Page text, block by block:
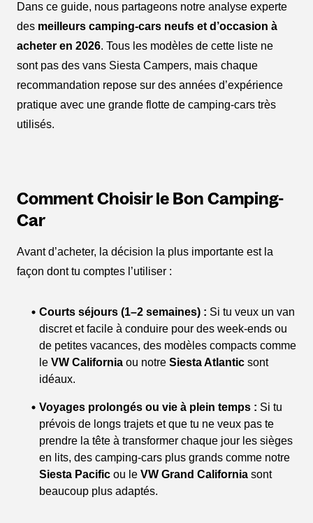
Dans ce guide, nous partageons notre analyse experte
des meilleurs camping-cars neufs et d’occasion à
acheter en 2026. Tous les modèles de cette liste ne
sont pas des vans Siesta Campers, mais chaque
recommandation repose sur des années d’expérience
pratique avec une grande flotte de camping-cars très
utilisés.
Comment Choisir le Bon Camping-
Car
Avant d’acheter, la décision la plus importante est la
façon dont tu comptes l’utiliser :
Courts séjours (1–2 semaines) : Si tu veux un van
discret et facile à conduire pour des week-ends ou
de petites vacances, des modèles compacts comme
le VW California ou notre Siesta Atlantic sont
idéaux.
Voyages prolongés ou vie à plein temps : Si tu
prévois de longs trajets et que tu ne veux pas te
prendre la tête à transformer chaque jour les sièges
en lits, des camping-cars plus grands comme notre
Siesta Pacific ou le VW Grand California sont
beaucoup plus adaptés.